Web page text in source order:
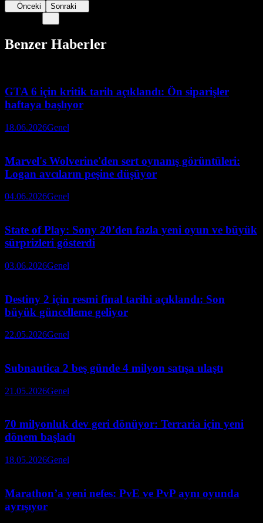
Önceki Sonraki
Benzer Haberler
GTA 6 için kritik tarih açıklandı: Ön siparişler
haftaya başlıyor
18.06.2026Genel
Marvel's Wolverine'den sert oynanış görüntüleri:
Logan avcıların peşine düşüyor
04.06.2026Genel
State of Play: Sony 20’den fazla yeni oyun ve büyük
sürprizleri gösterdi
03.06.2026Genel
Destiny 2 için resmi final tarihi açıklandı: Son
büyük güncelleme geliyor
22.05.2026Genel
Subnautica 2 beş günde 4 milyon satışa ulaştı
21.05.2026Genel
70 milyonluk dev geri dönüyor: Terraria için yeni
dönem başladı
18.05.2026Genel
Marathon’a yeni nefes: PvE ve PvP aynı oyunda
ayrışıyor